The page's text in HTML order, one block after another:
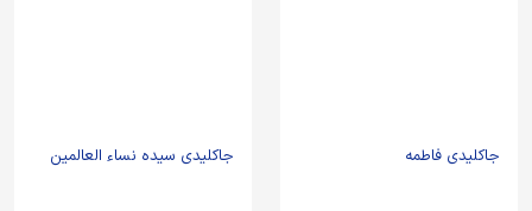
جاکلیدی فاطمه جاکلیدی سیده نساء العالمین